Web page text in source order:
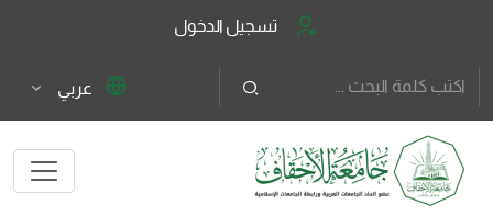
تسجيل الدخول
عربي